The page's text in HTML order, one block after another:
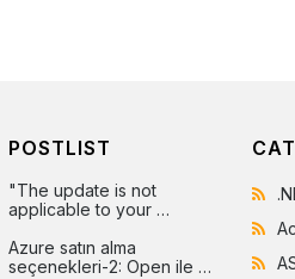
POSTLIST
"The update is not
applicable to your
çözümü
Azure satın alma
seçenekleri-2: Open ile